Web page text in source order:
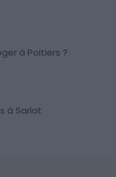
à Poitiers ?
à Sarlat